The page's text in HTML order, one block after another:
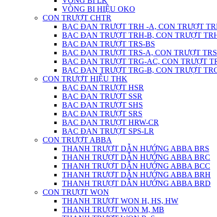
VÒNG BI HIỆU OKO
CON TRƯỢT CHTR
BẠC ĐẠN TRƯỢT TRH -A, CON TRƯỢT
BẠC ĐẠN TRƯỢT TRH-B, CON TRƯỢT
BẠC ĐẠN TRƯỢT TRS-BS
BẠC ĐẠN TRƯỢT TRS-A, CON TRƯỢT
BẠC ĐẠN TRƯỢT TRG-AC, CON TRƯỢT
BẠC ĐẠN TRƯỢT TRG-B, CON TRƯỢT
CON TRƯỢT HIỆU THK
BẠC ĐẠN TRƯỢT HSR
BẠC ĐẠN TRƯỢT SSR
BẠC ĐẠN TRƯỢT SHS
BẠC ĐẠN TRƯỢT SRS
BẠC ĐẠN TRƯỢT HRW-CR
BẠC ĐẠN TRƯỢT SPS-LR
CON TRƯỢT ABBA
THANH TRƯỢT DẪN HƯỚNG ABBA BRS
THANH TRƯỢT DẪN HƯỚNG ABBA BRC
THANH TRƯỢT DẪN HƯỚNG ABBA BCC
THANH TRƯỢT DẪN HƯỚNG ABBA BRH
THANH TRƯỢT DẪN HƯỚNG ABBA BRD
CON TRƯỢT WON
THANH TRƯỢT WON H, HS, HW
THANH TRƯỢT WON M, MB